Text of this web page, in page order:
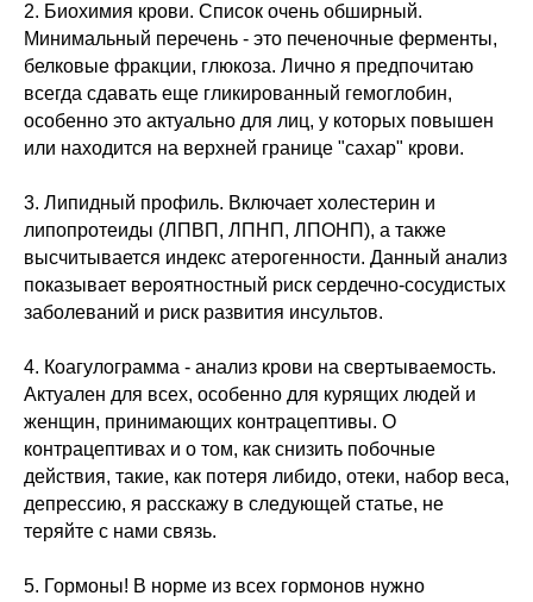
2. Биохимия крови. Список очень обширный.
Минимальный перечень - это печеночные ферменты,
белковые фракции, глюкоза. Лично я предпочитаю
всегда сдавать еще гликированный гемоглобин,
особенно это актуально для лиц, у которых повышен
или находится на верхней границе "сахар" крови.
3. Липидный профиль. Включает холестерин и
липопротеиды (ЛПВП, ЛПНП, ЛПОНП), а также
высчитывается индекс атерогенности. Данный анализ
показывает вероятностный риск сердечно-сосудистых
заболеваний и риск развития инсультов.
4. Коагулограмма - анализ крови на свертываемость.
Актуален для всех, особенно для курящих людей и
женщин, принимающих контрацептивы. О
контрацептивах и о том, как снизить побочные
действия, такие, как потеря либидо, отеки, набор веса,
депрессию, я расскажу в следующей статье, не
теряйте с нами связь.
5. Гормоны! В норме из всех гормонов нужно